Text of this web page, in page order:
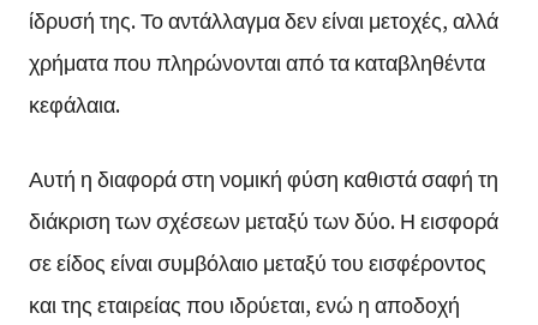
ίδρυσή της. Το αντάλλαγμα δεν είναι μετοχές, αλλά
χρήματα που πληρώνονται από τα καταβληθέντα
κεφάλαια.
Αυτή η διαφορά στη νομική φύση καθιστά σαφή τη
διάκριση των σχέσεων μεταξύ των δύο. Η εισφορά
σε είδος είναι συμβόλαιο μεταξύ του εισφέροντος
και της εταιρείας που ιδρύεται, ενώ η αποδοχή